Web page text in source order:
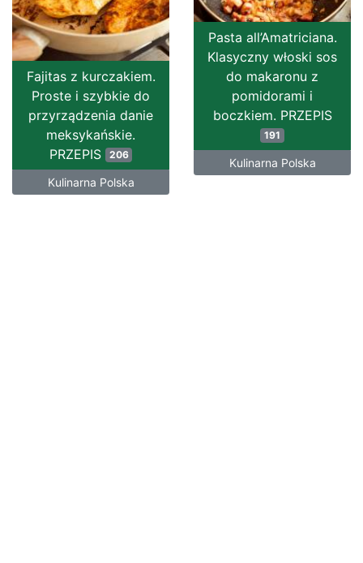
Pasta all’Amatriciana.
Klasyczny włoski sos
do makaronu z
pomidorami i
boczkiem. PRZEPIS
191
Kulinarna Polska
Fajitas z kurczakiem.
Proste i szybkie do
przyrządzenia danie
meksykańskie.
PRZEPIS
206
Kulinarna Polska